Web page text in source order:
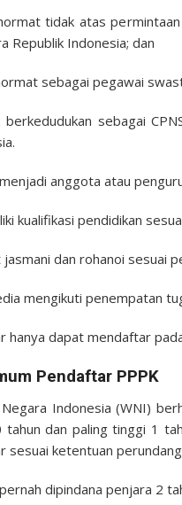
tidak atas
Republik Indonesia; dan
sebagai pegawai
sebagai
anggota atau
kualifikasi pendidikan
dan rohanoi sesuai
mengikuti penempatan
hanya dapat mendaftar
Pendaftar PPPK
Indonesia (WNI)
tahun dan paling tinggi 1
sesuai ketentuan
dipindana penjara 2